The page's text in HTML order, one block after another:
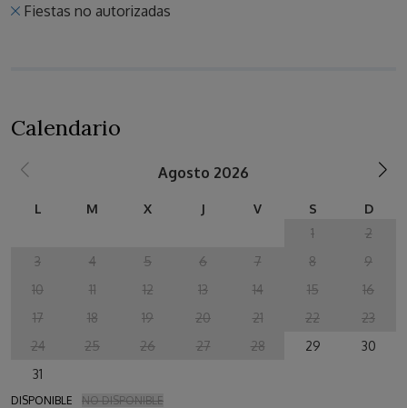
Fiestas no autorizadas
Calendario
Agosto 2026
L M X J V S
D
1
2
3
4 5 6 7 8
9
10
11 12 13 14 15
16
17
18 19 20 21 22
23
24
25 26 27 28 29
30
31
DISPONIBLE NO DISPONIBLE